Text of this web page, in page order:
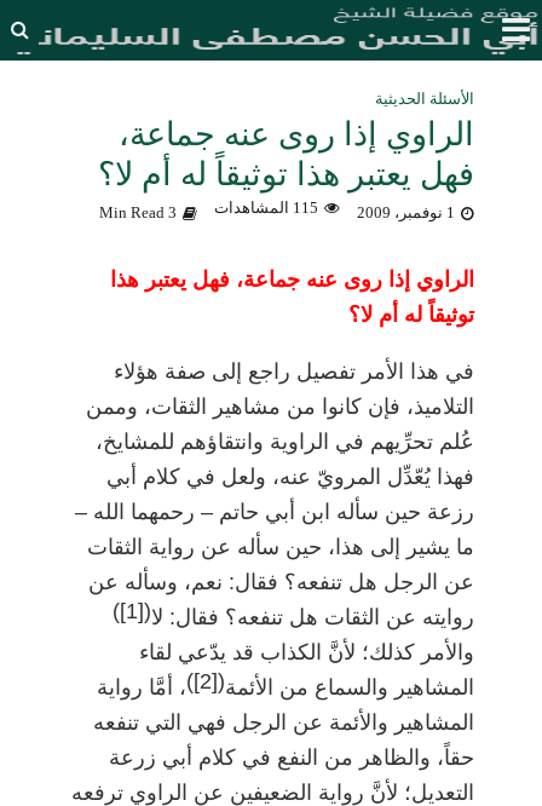
الأسئلة الحديثية
الراوي إذا روى عنه جماعة،
فهل يعتبر هذا توثيقاً له أم لا؟
1 نوفمبر، 2009 115 المشاهدات 3 Min Read
الراوي إذا روى عنه جماعة، فهل يعتبر هذا
توثيقاً له أم لا؟
في هذا الأمر تفصيل راجع إلى صفة هؤلاء
التلاميذ، فإن كانوا من مشاهير الثقات، وممن
عُلم تحرِّيهم في الراوية وانتقاؤهم للمشايخ،
فهذا يُعّدِّل المرويّ عنه، ولعل في كلام أبي
رزعة حين سأله ابن أبي حاتم– رحمهما الله–
ما يشير إلى هذا، حين سأله عن رواية الثقات
عن الرجل هل تنفعه؟ فقال: نعم، وسأله عن
روايته عن الثقات هل تنفعه؟ فقال: لا(
[1]
)
والأمر كذلك؛ لأنَّ الكذاب قد يدّعي لقاء
المشاهير والسماع من الأئمة(
[2]
)، أمَّا رواية
المشاهير والأئمة عن الرجل فهي التي تنفعه
حقاً، والظاهر من النفع في كلام أبي زرعة
التعديل؛ لأنَّ رواية الضعيفين عن الراوي ترفعه